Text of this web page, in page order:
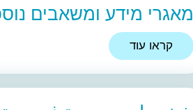
מאגרי מידע ומשאבים
קראו עוד